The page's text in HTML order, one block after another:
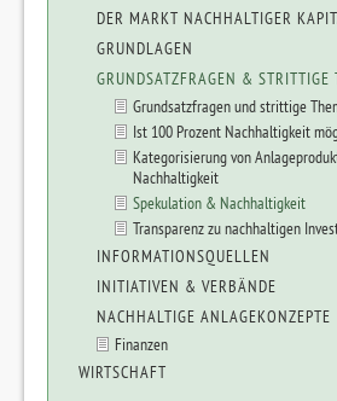
DER MARKT NACHHALTIGER
GRUNDLAGEN
GRUNDSATZFRAGEN & STRITTIGE
Grundsatzfragen und strittige
Ist 100 Prozent Nachhaltigkeit
Kategorisierung von
Nachhaltigkeit
Spekulation & Nachhaltigkeit
Transparenz zu nachhaltigen
INFORMATIONSQUELLEN
INITIATIVEN & VERBÄNDE
NACHHALTIGE ANLAGEKONZEPTE
Finanzen
WIRTSCHAFT